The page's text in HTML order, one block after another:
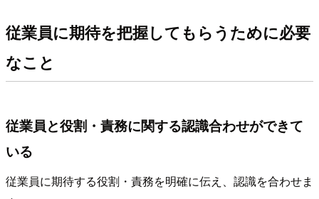
従業員に期待を把握してもらうために必要
なこと
従業員と役割・責務に関する認識合わせができて
いる
従業員に期待する役割・責務を明確に伝え、認識を合わせま